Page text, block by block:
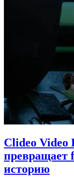
Clideo
превращает
историю